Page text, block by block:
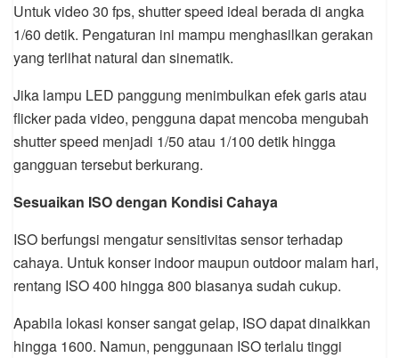
Untuk video 30 fps, shutter speed ideal berada di angka
1/60 detik. Pengaturan ini mampu menghasilkan gerakan
yang terlihat natural dan sinematik.
Jika lampu LED panggung menimbulkan efek garis atau
flicker pada video, pengguna dapat mencoba mengubah
shutter speed menjadi 1/50 atau 1/100 detik hingga
gangguan tersebut berkurang.
Sesuaikan ISO dengan Kondisi Cahaya
ISO berfungsi mengatur sensitivitas sensor terhadap
cahaya. Untuk konser indoor maupun outdoor malam hari,
rentang ISO 400 hingga 800 biasanya sudah cukup.
Apabila lokasi konser sangat gelap, ISO dapat dinaikkan
hingga 1600. Namun, penggunaan ISO terlalu tinggi